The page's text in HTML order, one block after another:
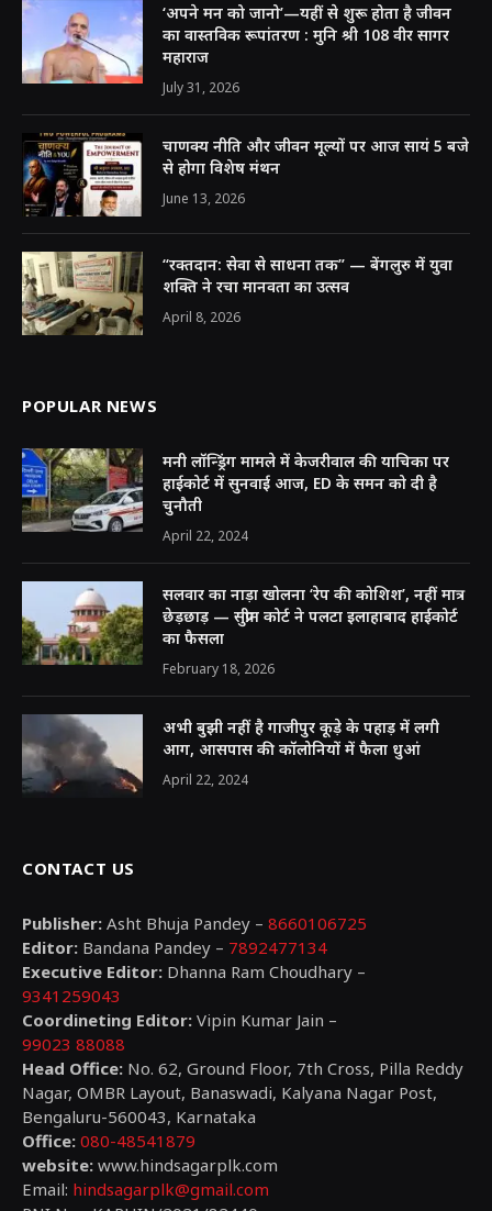
‘अपने मन को जानो’—यहीं से शुरू होता है जीवन
का वास्तविक रूपांतरण : मुनि श्री 108 वीर सागर
महाराज
July 31, 2026
चाणक्य नीति और जीवन मूल्यों पर आज सायं 5 बजे
से होगा विशेष मंथन
June 13, 2026
“रक्तदान: सेवा से साधना तक” — बेंगलुरु में युवा
शक्ति ने रचा मानवता का उत्सव
April 8, 2026
POPULAR NEWS
मनी लॉन्ड्रिंग मामले में केजरीवाल की याचिका पर
हाईकोर्ट में सुनवाई आज, ED के समन को दी है
चुनौती
April 22, 2024
सलवार का नाड़ा खोलना ‘रेप की कोशिश’, नहीं मात्र
छेड़छाड़ — सुप्रीम कोर्ट ने पलटा इलाहाबाद हाईकोर्ट
का फैसला
February 18, 2026
अभी बुझी नहीं है गाजीपुर कूड़े के पहाड़ में लगी
आग, आसपास की कॉलोनियों में फैला धुआं
April 22, 2024
CONTACT US
Publisher: Asht Bhuja Pandey – 8660106725
Editor: Bandana Pandey – 7892477134
Executive Editor: Dhanna Ram Choudhary –
9341259043
Coordineting Editor: Vipin Kumar Jain –
99023 88088
Head Office: No. 62, Ground Floor, 7th Cross, Pilla Reddy
Nagar, OMBR Layout, Banaswadi, Kalyana Nagar Post,
Bengaluru-560043, Karnataka
Office: 080-48541879
website: www.hindsagarplk.com
Email: hindsagarplk@gmail.com